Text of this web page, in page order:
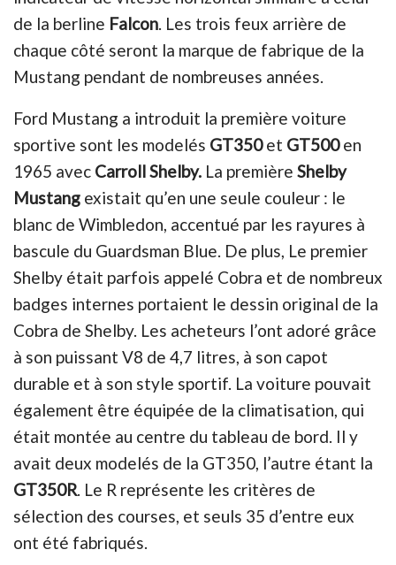
de la berline Falcon. Les trois feux arrière de
chaque côté seront la marque de fabrique de la
Mustang pendant de nombreuses années.
Ford Mustang a introduit la première voiture
sportive sont les modelés GT350et GT500en
1965 avec Carroll Shelby. La première Shelby
Mustang existait qu’en une seule couleur : le
blanc de Wimbledon, accentué par les rayures à
bascule du Guardsman Blue. De plus, Le premier
Shelby était parfois appelé Cobra et de nombreux
badges internes portaient le dessin original de la
Cobra de Shelby. Les acheteurs l’ont adoré grâce
à son puissant V8 de 4,7 litres, à son capot
durable et à son style sportif. La voiture pouvait
également être équipée de la climatisation, qui
était montée au centre du tableau de bord. Il y
avait deux modelés de la GT350, l’autre étant la
GT350R. Le R représente les critères de
sélection des courses, et seuls 35 d’entre eux
ont été fabriqués.